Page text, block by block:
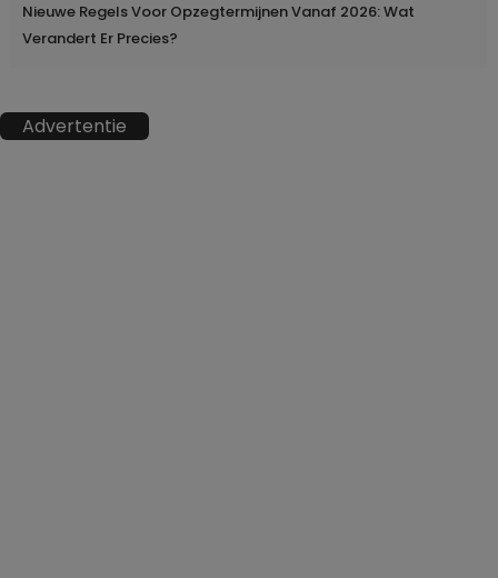
Nieuwe Regels Voor Opzegtermijnen Vanaf 2026: Wat
Verandert Er Precies?
Advertentie